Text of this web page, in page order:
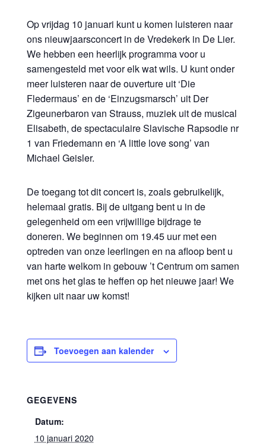
Op vrijdag 10 januari kunt u komen luisteren naar
ons nieuwjaarsconcert in de Vredekerk in De Lier.
We hebben een heerlijk programma voor u
samengesteld met voor elk wat wils. U kunt onder
meer luisteren naar de ouverture uit ‘Die
Fledermaus’ en de ‘Einzugsmarsch’ uit Der
Zigeunerbaron van Strauss, muziek uit de musical
Elisabeth, de spectaculaire Slavische Rapsodie nr
1 van Friedemann en ‘A little love song’ van
Michael Geisler.
De toegang tot dit concert is, zoals gebruikelijk,
helemaal gratis. Bij de uitgang bent u in de
gelegenheid om een vrijwillige bijdrage te
doneren. We beginnen om 19.45 uur met een
optreden van onze leerlingen en na afloop bent u
van harte welkom in gebouw ’t Centrum om samen
met ons het glas te heffen op het nieuwe jaar! We
kijken uit naar uw komst!
Toevoegen aan kalender
GEGEVENS
Datum:
10 januari 2020